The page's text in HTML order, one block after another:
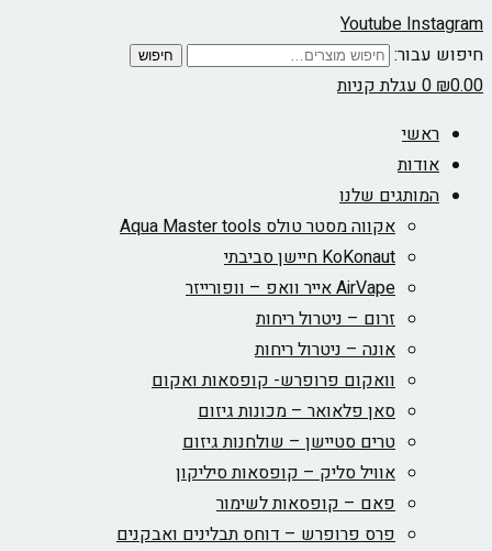
YoutubeInstagram
חיפוש עבור:
חיפוש
₪0.00
0עגלת קניות
ראשי
אודות
המותגים שלנו
אקווה מסטר טולס Aqua Master tools
KoKonaut חיישן סביבתי
AirVape אייר וואפ – וופורייזר
זרום – ניטרול ריחות
אונה – ניטרול ריחות
וואקום פרופרש- קופסאות ואקום
סאן פלאואר – מכונות גיזום
טרים סטיישן – שולחנות גיזום
אוויל סליק – קופסאות סיליקון
פאם – קופסאות לשימור
פרס פרופרש – דוחס תבלינים ואבקנים